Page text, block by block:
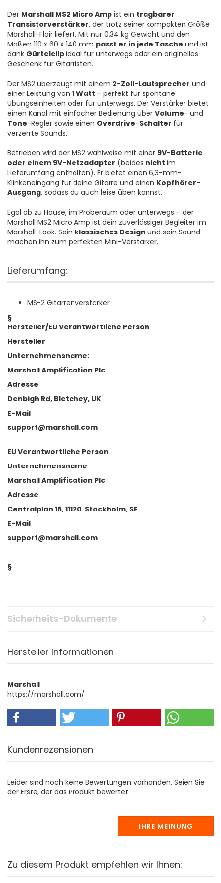
Der Marshall MS2 Micro Amp ist ein tragbarer
Transistorverstärker, der trotz seiner kompakten Größe
Marshall-Flair liefert. Mit nur 0,34 kg Gewicht und den
Maßen 110 x 60 x 140 mm passt er in jede Tasche und ist
dank Gürtelclipideal für unterwegs oder ein originelles
Geschenk für Gitarristen.
Der MS2 überzeugt mit einem 2-Zoll-Lautsprecher und
einer Leistung von 1 Watt – perfekt für spontane
Übungseinheiten oder für unterwegs. Der Verstärker bietet
einen Kanal mit einfacher Bedienung über Volume- und
Tone-Regler sowie einen Overdrive-Schalter für
verzerrte Sounds.
Betrieben wird der MS2 wahlweise mit einer 9V-Batterie
oder einem 9V-Netzadapter (beides nicht im
Lieferumfang enthalten). Er bietet einen 6,3-mm-
Klinkeneingang für deine Gitarre und einen Kopfhörer-
Ausgang, sodass du auch leise üben kannst.
Egal ob zu Hause, im Proberaum oder unterwegs – der
Marshall MS2 Micro Amp ist dein zuverlässiger Begleiter im
Marshall-Look. Sein klassisches Design und sein Sound
machen ihn zum perfekten Mini-Verstärker.
Lieferumfang:
MS-2 Gitarrenverstärker
§
Hersteller/EU Verantwortliche Person
Hersteller
Unternehmensname:
Marshall Amplification Plc
Adresse
Denbigh Rd, Bletchey, UK
E-Mail
support@marshall.com
EU Verantwortliche Person
Unternehmensname
Marshall Amplification Plc
Adresse
Centralplan 15, 11120 Stockholm, SE
E-Mail
support@marshall.com
§
Sicherheits-Dokumente
Hersteller Informationen
Marshall
https://marshall.com/
Kundenrezensionen
Leider sind noch keine Bewertungen vorhanden. Seien Sie
der Erste, der das Produkt bewertet.
IHRE MEINUNG
Zu diesem Produkt empfehlen wir Ihnen: